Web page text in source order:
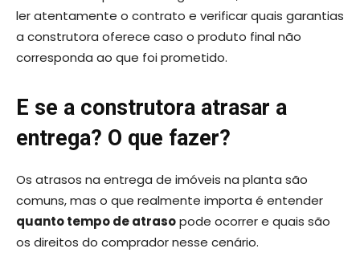
ler atentamente o contrato e verificar quais garantias
a construtora oferece caso o produto final não
corresponda ao que foi prometido.
E se a construtora atrasar a
entrega? O que fazer?
Os atrasos na entrega de imóveis na planta são
comuns, mas o que realmente importa é entender
quanto tempo de atrasopode ocorrer e quais são
os direitos do comprador nesse cenário.